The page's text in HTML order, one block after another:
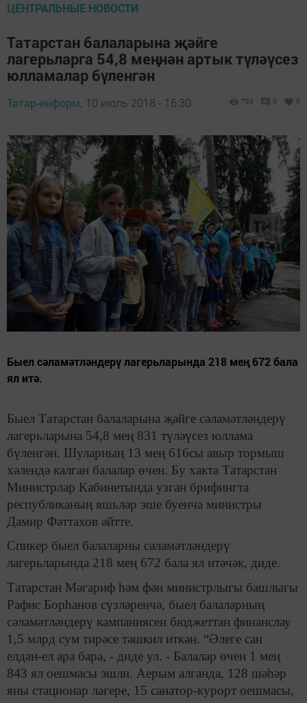
ЦЕНТРАЛЬНЫЕ НОВОСТИ
Татарстан балаларына җәйге
лагерьларга 54,8 меңнән артык түләүсез
юлламалар бүленгән
Татар-информ, 10 июль 2018 - 16:30 780 0 0
Быел сәламәтләндерү лагерьларында 218 мең 672 бала
ял итә.
Быел Татарстан балаларына җәйге сәламәтләндерү
лагерьларына 54,8 мең 831 түләүсез юллама
бүленгән. Шуларның 13 мең 616сы авыр тормыш
хәлендә калган балалар өчен. Бу хакта Татарстан
Министрлар Кабинетында узган брифингта
республиканың яшьләр эше буенча министры
Дамир Фәттахов әйтте.
Спикер быел балаларны сәламәтләндерү
лагерьларында 218 мең 672 бала ял итәчәк, диде.
Татарстан Мәгариф һәм фән министрлыгы башлыгы
Рафис Борһанов сүзләренчә, быел балаларның
сәламәтләндерү кампаниясен бюджеттан финанслау
1,5 млрд сум тирәсе тәшкил иткән. “Әлеге сан
елдан-ел ара бара, - диде ул. - Балалар өчен 1 мең
843 ял оешмасы эшли. Аерым алганда, 128 шәһәр
яны стационар лагере, 15 санатор-курорт оешмасы,